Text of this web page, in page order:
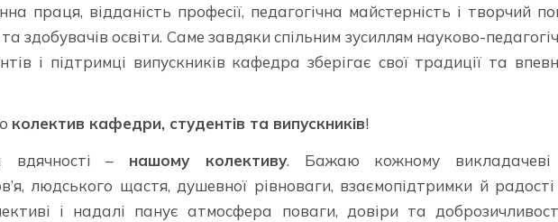
праця, відданість професії, педагогічна майстерність і творчий
здобувачів освіти. Саме завдяки спільним зусиллям науково-
і підтримці випускників кафедра зберігає свої традиції та
колектив кафедри, студентів та випускників!
вдячності – нашому колективу. Бажаю кожному
людського щастя, душевної рівноваги, взаємопідтримки й радості
і надалі панує атмосфера поваги, довіри та